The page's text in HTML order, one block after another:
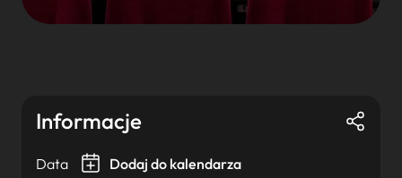
Informacje
Data Dodaj do kalendarza